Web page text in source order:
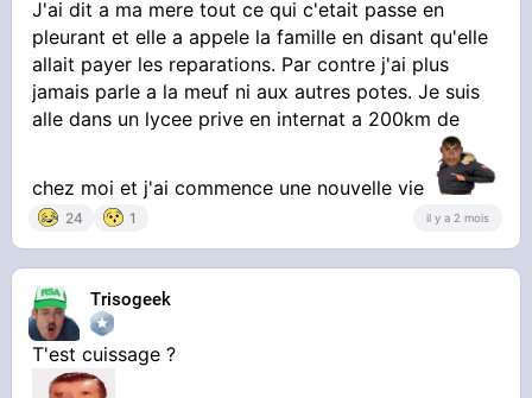
J'ai dit a ma mere tout ce qui c'etait passe en
pleurant et elle a appele la famille en disant qu'elle
allait payer les reparations. Par contre j'ai plus
jamais parle a la meuf ni aux autres potes. Je suis
alle dans un lycee prive en internat a 200km de
chez moi et j'ai commence une nouvelle vie
24 1 il y a 2 mois
Trisogeek
T'est cuissage ?